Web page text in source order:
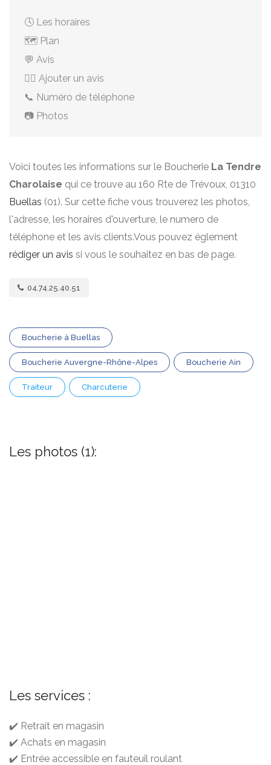
🕓 Les horaires
🗺️ Plan
💬 Avis
✍🏻 Ajouter un avis
📞 Numéro de téléphone
📷 Photos
Voici toutes les informations sur le Boucherie La Tendre
Charolaise qui ce trouve au 160 Rte de Trévoux, 01310
Buellas (01). Sur cette fiche vous trouverez les photos,
l'adresse, les horaires d'ouverture, le numero de
téléphone et les avis clients.Vous pouvez églement
rédiger un avis si vous le souhaitez en bas de page.
04.74.25.40.51
Boucherie à Buellas
Boucherie Auvergne-Rhône-Alpes Boucherie Ain
Traiteur Charcuterie
Les photos (1):
Les services :
✔️ Retrait en magasin
✔️ Achats en magasin
✔️ Entrée accessible en fauteuil roulant